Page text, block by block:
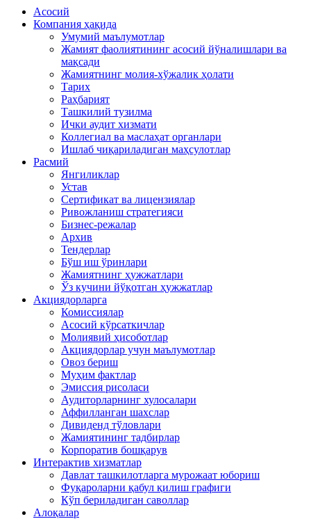
Асосий
Компания ҳақида
Умумий маълумотлар
Жамият фаолиятининг асосий йўналишлари ва
мақсади
Жамиятнинг молия-хўжалик ҳолати
Тарих
Раҳбарият
Ташкилий тузилма
Ички аудит хизмати
Коллегиал ва маслаҳат органлари
Ишлаб чиқариладиган маҳсулотлар
Расмий
Янгиликлар
Устав
Сертификат ва лицензиялар
Ривожланиш стратегияси
Бизнес-режалар
Архив
Тендерлар
Бўш иш ўринлари
Жамиятнинг ҳужжатлари
Ўз кучини йўқотган ҳужжатлар
Акциядорларга
Комиссиялар
Асосий кўрсаткичлар
Молиявий ҳисоботлар
Акциядорлар учун маълумотлар
Овоз бериш
Муҳим фактлар
Эмиссия рисоласи
Аудиторларнинг хулосалари
Аффилланган шахслар
Дивиденд тўловлари
Жамиятининг тадбирлар
Корпоратив бошқарув
Интерактив хизматлар
Давлат ташкилотларга мурожаат юбориш
Фуқароларни қабул қилиш графиги
Кўп бериладиган саволлар
Алоқалар